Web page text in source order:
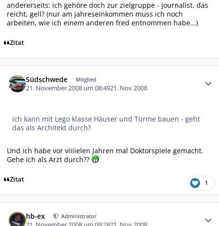
andererseits: ich gehöre doch zur zielgruppe - journalist. das
reicht, gell? (nur am jahreseinkommen muss ich noch
arbeiten, wie ich einem anderen fred entnommen habe...)
Zitat
Südschwede Mitglied
21. November 2008 um 08:4921. Nov 2008
ich kann mit Lego klasse Häuser und Türme bauen - geht
das als Architekt durch?
Und ich habe vor viiiielen Jahren mal Doktorspiele gemacht.
Gehe ich als Arzt durch??
Zitat 1
hb-ex Administrator